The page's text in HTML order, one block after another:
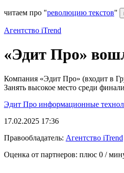
читаем про "революцию текстов"
Агентство iTrend
«Эдит Про»
Компания «Эдит Про» (входит в
Занять высокое место среди
Эдит Про информационные
17.02.2025 17:36
Правообладатель: Агентство iTrend
Оценка от партнеров: плюс 0 /